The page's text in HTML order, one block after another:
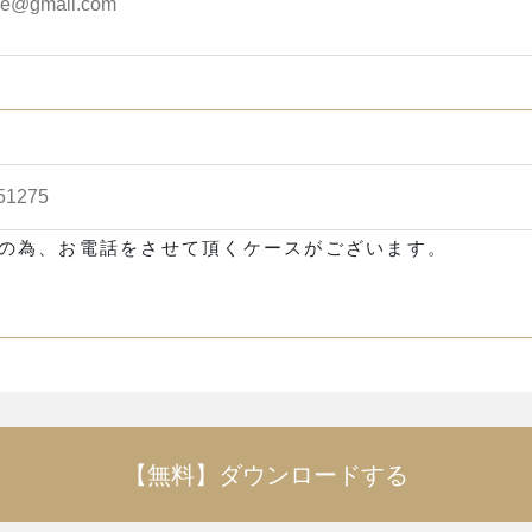
為、お電話をさせて頂くケースがございます。